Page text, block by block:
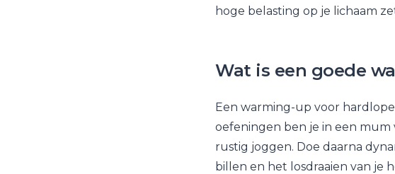
hoge belasting op je lichaam
Wat is een goede
Een warming-up voor
oefeningen ben je in een
rustig joggen. Doe daarna
billen en het losdraaien van je